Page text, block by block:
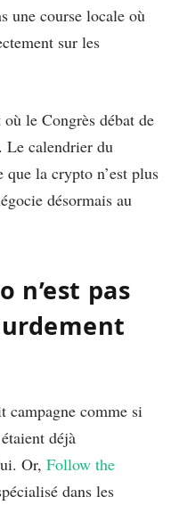
une course locale où
sur les
le Congrès débat de
Le calendrier du
que la crypto n’est plus
désormais au
n’est pas
campagne comme si
déjà
Or, Follow the
dans les